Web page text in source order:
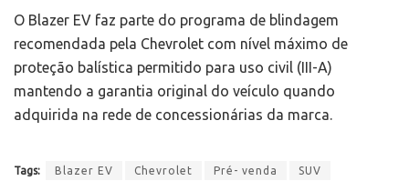
O Blazer EV faz parte do programa de blindagem
recomendada pela Chevrolet com nível máximo de
proteção balística permitido para uso civil (III-A)
mantendo a garantia original do veículo quando
adquirida na rede de concessionárias da marca.
Tags: Blazer EV Chevrolet Pré- venda SUV